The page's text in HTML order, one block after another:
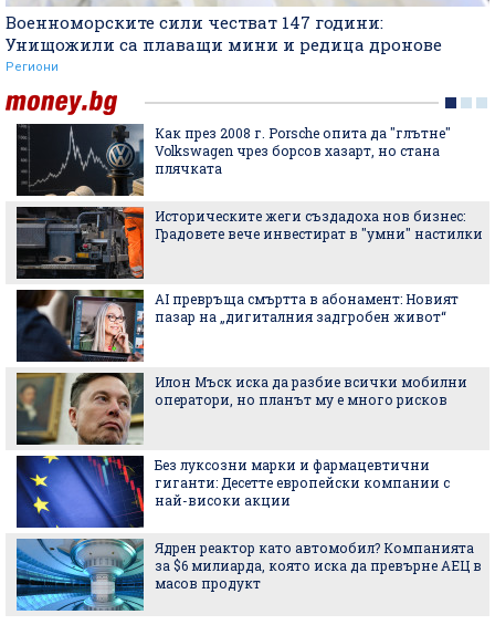
Военноморските сили честват 147 години:
Унищожили са плаващи мини и редица дронове
Региони
Как през 2008 г. Porsche опита да "глътне"
Volkswagen чрез борсов хазарт, но стана
плячката
Историческите жеги създадоха нов бизнес:
Градовете вече инвестират в "умни" настилки
AI превръща смъртта в абонамент: Новият
пазар на „дигиталния задгробен живот“
Илон Мъск иска да разбие всички мобилни
оператори, но планът му е много рисков
Без луксозни марки и фармацевтични
гиганти: Десетте европейски компании с
най-високи акции
Ядрен реактор като автомобил? Компанията
за $6 милиарда, която иска да превърне АЕЦ в
масов продукт